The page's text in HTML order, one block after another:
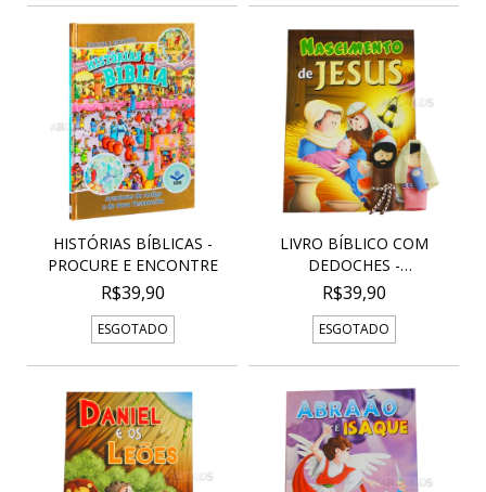
HISTÓRIAS BÍBLICAS -
PROCURE E ENCONTRE
R$39,90
ESGOTADO
LIVRO BÍBLICO COM
DEDOCHES -
NASCIMENTO...
R$39,90
ESGOTADO